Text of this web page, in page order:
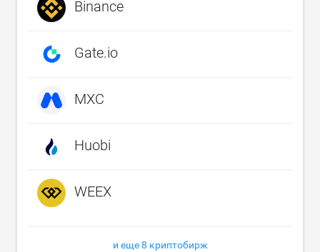
Binance
Gate.io
MXC
Huobi
WEEX
и еще 8 криптобирж